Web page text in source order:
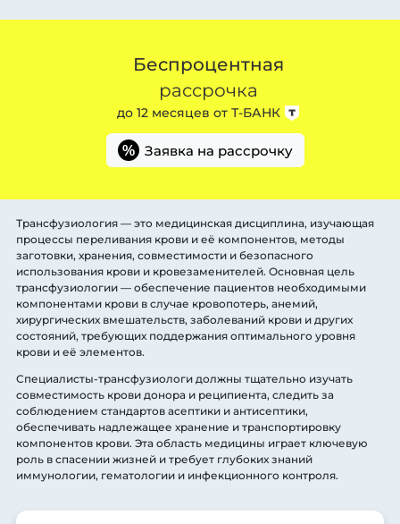
Беспроцентная
рассрочка
до 12 месяцев от Т-БАНК
% Заявка на рассрочку
Трансфузиология — это медицинская дисциплина, изучающая
процессы переливания крови и её компонентов, методы
заготовки, хранения, совместимости и безопасного
использования крови и кровезаменителей. Основная цель
трансфузиологии — обеспечение пациентов необходимыми
компонентами крови в случае кровопотерь, анемий,
хирургических вмешательств, заболеваний крови и других
состояний, требующих поддержания оптимального уровня
крови и её элементов.
Специалисты-трансфузиологи должны тщательно изучать
совместимость крови донора и реципиента, следить за
соблюдением стандартов асептики и антисептики,
обеспечивать надлежащее хранение и транспортировку
компонентов крови. Эта область медицины играет ключевую
роль в спасении жизней и требует глубоких знаний
иммунологии, гематологии и инфекционного контроля.